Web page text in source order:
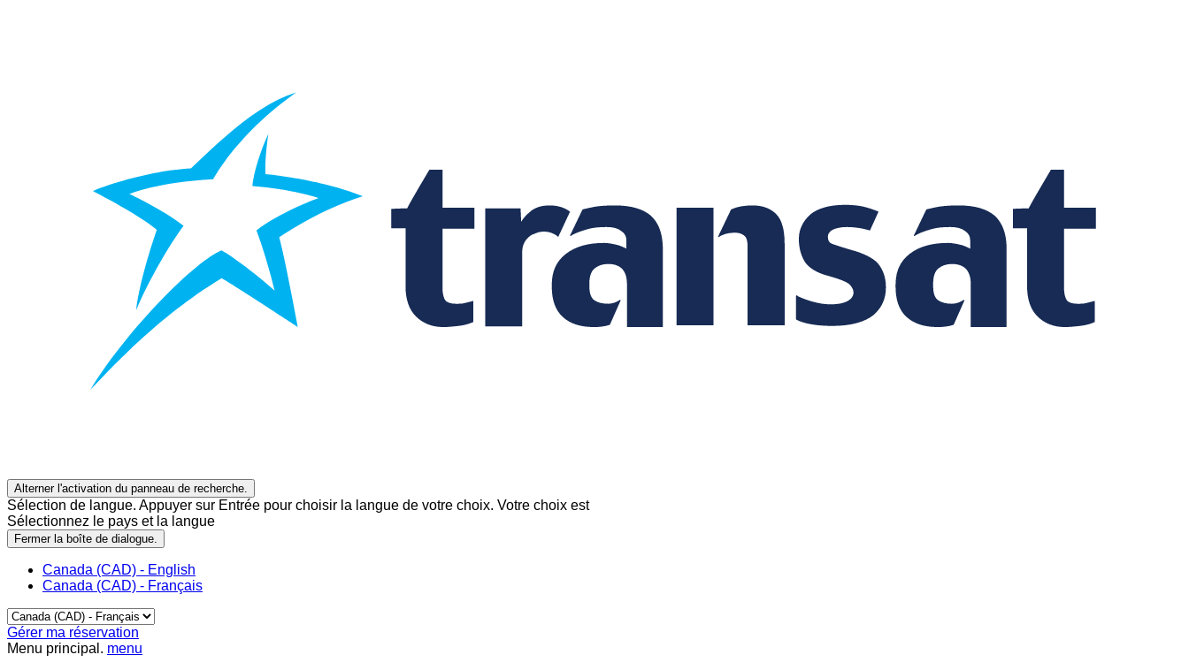
Alterner l'activation du panneau de recherche.
Sélection de langue. Appuyer sur Entrée pour choisir la langue de votre choix. Votre choix est
Sélectionnez le pays et la langue
Fermer la boîte de dialogue.
Canada (CAD) - English
Canada (CAD) - Français
Gérer ma réservation
Menu principal. menu